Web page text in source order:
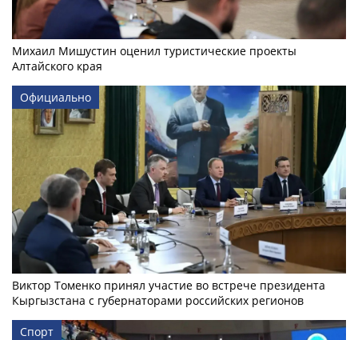
Михаил Мишустин оценил туристические проекты
Алтайского края
Официально
Виктор Томенко принял участие во встрече президента
Кыргызстана с губернаторами российских регионов
Спорт